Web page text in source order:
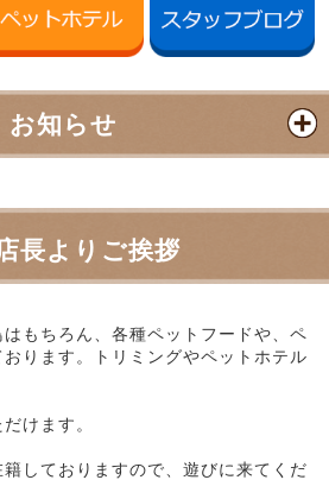
お知らせ
長よりご挨拶
もちろん、各種ペットフードや、ペ
ります。トリミングやペットホテル
けます。
しておりますので、遊びに来てくだ